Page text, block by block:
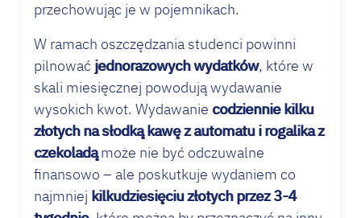
przechowując je w pojemnikach.
W ramach oszczędzania studenci powinni
pilnować jednorazowych wydatków, które w
skali miesięcznej powodują wydawanie
wysokich kwot. Wydawanie codziennie kilku
złotych na słodką kawę z automatu i rogalika z
czekoladąmoże nie być odczuwalne
finansowo – ale poskutkuje wydaniem co
najmniej kilkudziesięciu złotych przez 3-4